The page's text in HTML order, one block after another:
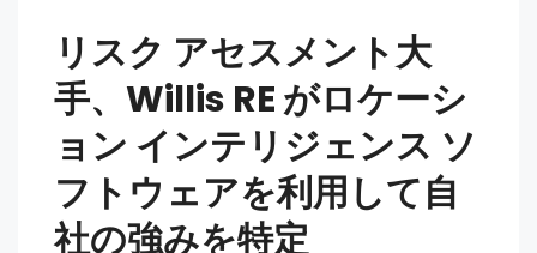
リスク アセスメント大
手、Willis RE がロケーシ
ョン インテリジェンス ソ
フトウェアを利用して自
社の強みを特定